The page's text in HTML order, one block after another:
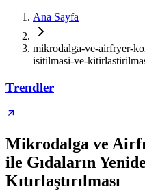
Ana Sayfa
mikrodalga-ve-airfryer-
isitilmasi-ve-
Trendler
Mikrodalga ve
ile Gıdaların
Kıtırlaştırılması